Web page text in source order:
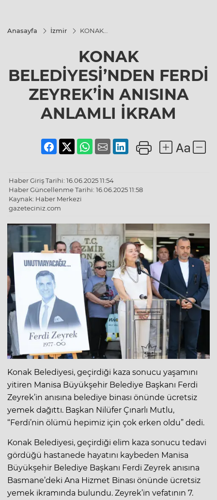
Anasayfa İzmir
KONAK
ANISINA ANLAMLI
İKRAM
KONAK
BELEDİYESİ’NDEN FERDİ
ZEYREK’İN ANISINA
ANLAMLI İKRAM
Haber Giriş Tarihi: 16.06.2025 11:54
Haber Güncellenme Tarihi: 16.06.2025 11:58
Kaynak: Haber Merkezi
gazeteciniz.com
Konak Belediyesi, geçirdiği kaza sonucu yaşamını
yitiren Manisa Büyükşehir Belediye Başkanı Ferdi
Zeyrek’in anısına belediye binası önünde ücretsiz
yemek dağıttı. Başkan Nilüfer Çınarlı Mutlu,
“Ferdi’nin ölümü hepimiz için çok erken oldu” dedi.
Konak Belediyesi, geçirdiği elim kaza sonucu tedavi
gördüğü hastanede hayatını kaybeden Manisa
Büyükşehir Belediye Başkanı Ferdi Zeyrek anısına
Basmane’deki Ana Hizmet Binası önünde ücretsiz
yemek ikramında bulundu. Zeyrek’in vefatının 7.